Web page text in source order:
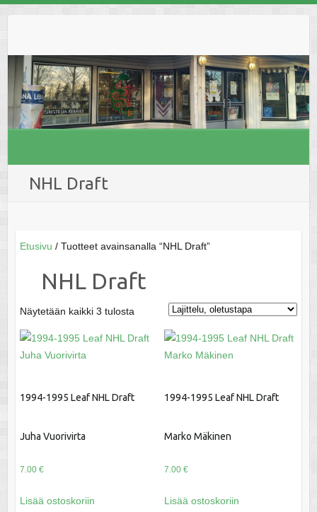
NHL Draft
Etusivu / Tuotteet avainsanalla “NHL Draft”
NHL Draft
Näytetään kaikki 3 tulosta
1994-1995 Leaf NHL Draft
Juha Vuorivirta
7.00 €
Lisää ostoskoriin
1994-1995 Leaf NHL Draft
Marko Mäkinen
7.00 €
Lisää ostoskoriin